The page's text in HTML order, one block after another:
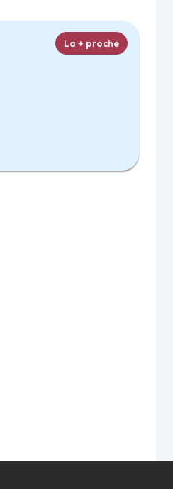
La + proche